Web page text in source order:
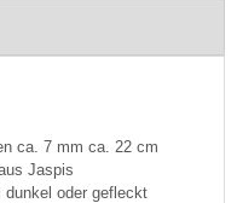
ca. 7 mm ca. 22 cm
Jaspis
dunkel oder gefleckt